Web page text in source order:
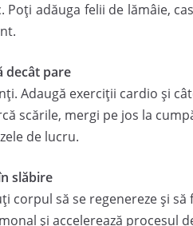
Poți adăuga felii de lămâie,
decât pare
Adaugă exerciții cardio și
scările, mergi pe jos la
de lucru.
slăbire
corpul să se regenereze și
și accelerează procesul